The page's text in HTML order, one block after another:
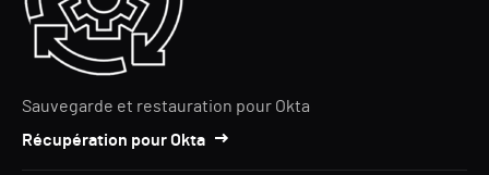
Sauvegarde et restauration pour Okta
Récupération pour Okta